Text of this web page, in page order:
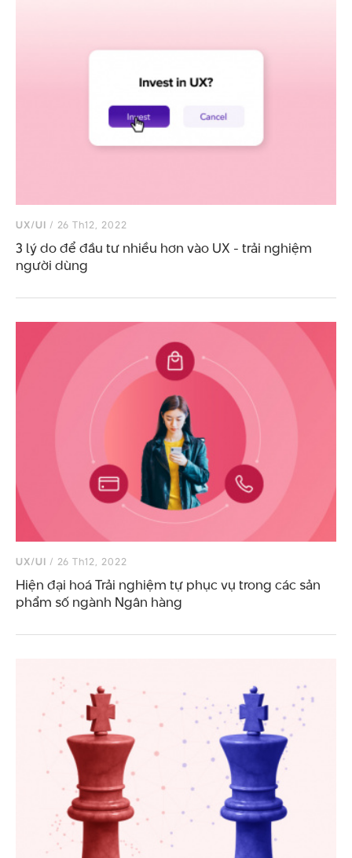
UX/UI / 26 Th12, 2022
3 lý do để đầu tư nhiều hơn vào UX - trải nghiệm
người dùng
UX/UI / 26 Th12, 2022
Hiện đại hoá Trải nghiệm tự phục vụ trong các sản
phẩm số ngành Ngân hàng